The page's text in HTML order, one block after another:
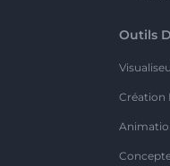
Outils
Création